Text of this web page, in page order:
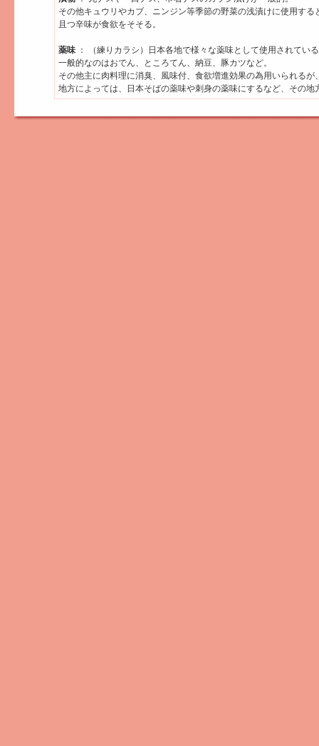
その他キュウリやカブ、ニンジン等季節の野菜の浅漬けに使用する
且つ辛味が食欲をそそる。
薬味 ： （練りカラシ）日本各地で様々な薬味として使用されてい
一般的なのはおでん、ところてん、納豆、豚カツなど。
その他主に肉料理に消臭、風味付、食欲増進効果の為用いられるが
地方によっては、日本そばの薬味や刺身の薬味にするなど、その地